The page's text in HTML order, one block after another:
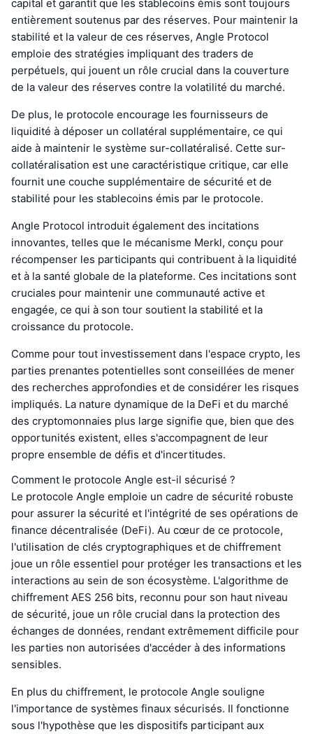
capital et garantit que les stablecoins émis sont toujours
entièrement soutenus par des réserves. Pour maintenir la
stabilité et la valeur de ces réserves, Angle Protocol
emploie des stratégies impliquant des traders de
perpétuels, qui jouent un rôle crucial dans la couverture
de la valeur des réserves contre la volatilité du marché.
De plus, le protocole encourage les fournisseurs de
liquidité à déposer un collatéral supplémentaire, ce qui
aide à maintenir le système sur-collatéralisé. Cette sur-
collatéralisation est une caractéristique critique, car elle
fournit une couche supplémentaire de sécurité et de
stabilité pour les stablecoins émis par le protocole.
Angle Protocol introduit également des incitations
innovantes, telles que le mécanisme Merkl, conçu pour
récompenser les participants qui contribuent à la liquidité
et à la santé globale de la plateforme. Ces incitations sont
cruciales pour maintenir une communauté active et
engagée, ce qui à son tour soutient la stabilité et la
croissance du protocole.
Comme pour tout investissement dans l'espace crypto, les
parties prenantes potentielles sont conseillées de mener
des recherches approfondies et de considérer les risques
impliqués. La nature dynamique de la DeFi et du marché
des cryptomonnaies plus large signifie que, bien que des
opportunités existent, elles s'accompagnent de leur
propre ensemble de défis et d'incertitudes.
Comment le protocole Angle est-il sécurisé ?
Le protocole Angle emploie un cadre de sécurité robuste
pour assurer la sécurité et l'intégrité de ses opérations de
finance décentralisée (DeFi). Au cœur de ce protocole,
l'utilisation de clés cryptographiques et de chiffrement
joue un rôle essentiel pour protéger les transactions et les
interactions au sein de son écosystème. L'algorithme de
chiffrement AES 256 bits, reconnu pour son haut niveau
de sécurité, joue un rôle crucial dans la protection des
échanges de données, rendant extrêmement difficile pour
les parties non autorisées d'accéder à des informations
sensibles.
En plus du chiffrement, le protocole Angle souligne
l'importance de systèmes finaux sécurisés. Il fonctionne
sous l'hypothèse que les dispositifs participant aux